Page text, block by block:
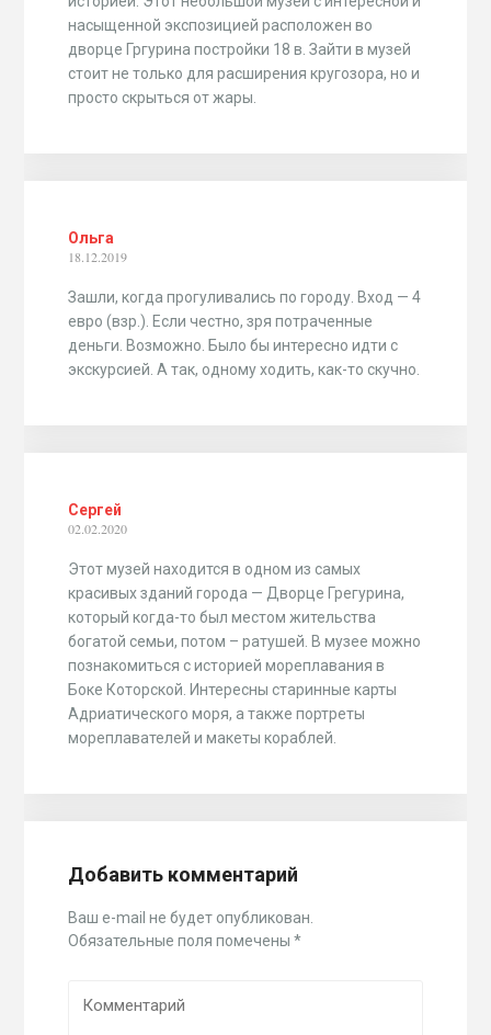
насыщенной экспозицией расположен во
дворце Гргурина постройки 18 в. Зайти в музей
стоит не только для расширения кругозора, но и
просто скрыться от жары.
Ольга
18.12.2019
Зашли, когда прогуливались по городу. Вход — 4
евро (взр.). Если честно, зря потраченные
деньги. Возможно. Было бы интересно идти с
экскурсией. А так, одному ходить, как-то скучно.
Сергей
02.02.2020
Этот музей находится в одном из самых
красивых зданий города — Дворце Грегурина,
который когда-то был местом жительства
богатой семьи, потом – ратушей. В музее можно
познакомиться с историей мореплавания в
Боке Которской. Интересны старинные карты
Адриатического моря, а также портреты
мореплавателей и макеты кораблей.
Добавить комментарий
Ваш e-mail не будет опубликован.
Обязательные поля помечены*